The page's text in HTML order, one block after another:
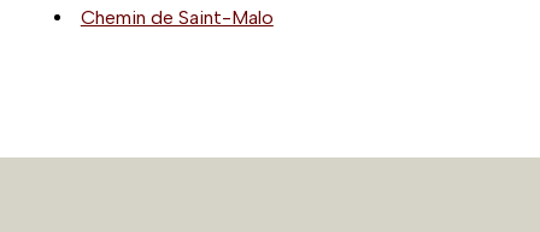
Chemin de Saint-Malo